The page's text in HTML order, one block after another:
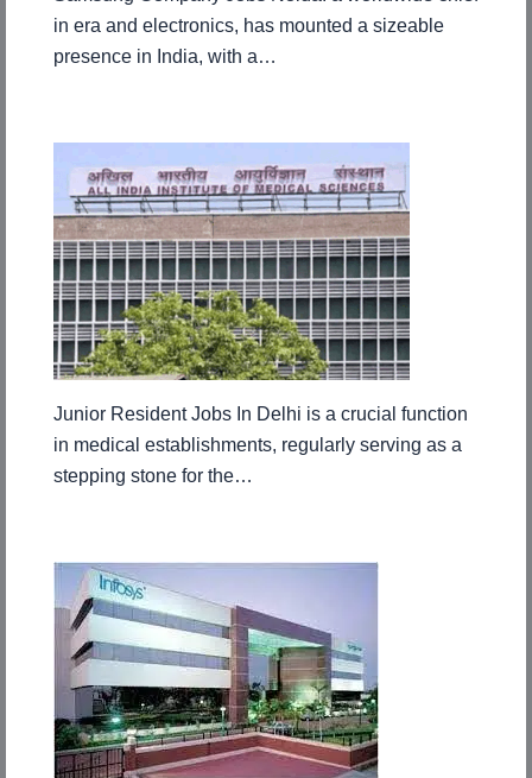
in era and electronics, has mounted a sizeable
presence in India, with a…
Junior Resident Jobs In Delhi is a crucial function
in medical establishments, regularly serving as a
stepping stone for the…